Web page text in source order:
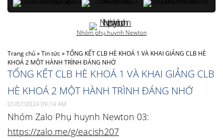
Trang chủ»Tin tức»TỔNG KẾT CLB HÈ KHOÁ 1 VÀ KHAI GIẢNG CLB HÈ
KHOÁ 2 MỘT HÀNH TRÌNH ĐÁNG NHỚ
TỔNG KẾT CLB HÈ KHOÁ 1 VÀ KHAI GIẢNG CLB
HÈ KHOÁ 2 MỘT HÀNH TRÌNH ĐÁNG NHỚ
01/07/2024 09:14 AM
Nhóm Zalo Phụ huynh Newton 03:
https://zalo.me/g/eacish207
Nhóm phụ huynh Newton